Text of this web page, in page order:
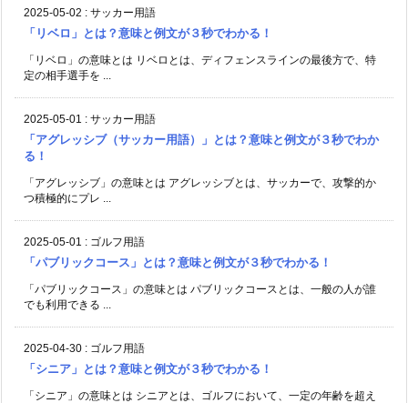
2025-05-02 : サッカー用語
「リベロ」とは？意味と例文が３秒でわかる！
「リベロ」の意味とは リベロとは、ディフェンスラインの最後方で、特
定の相手選手を ...
2025-05-01 : サッカー用語
「アグレッシブ（サッカー用語）」とは？意味と例文が３秒でわか
る！
「アグレッシブ」の意味とは アグレッシブとは、サッカーで、攻撃的か
つ積極的にプレ ...
2025-05-01 : ゴルフ用語
「パブリックコース」とは？意味と例文が３秒でわかる！
「パブリックコース」の意味とは パブリックコースとは、一般の人が誰
でも利用できる ...
2025-04-30 : ゴルフ用語
「シニア」とは？意味と例文が３秒でわかる！
「シニア」の意味とは シニアとは、ゴルフにおいて、一定の年齢を超え